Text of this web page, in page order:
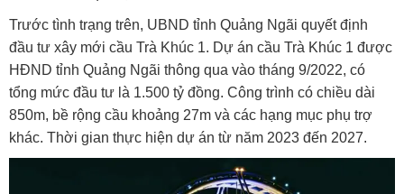
Trước tình trạng trên, UBND tỉnh Quảng Ngãi quyết định
đầu tư xây mới cầu Trà Khúc 1. Dự án cầu Trà Khúc 1 được
HĐND tỉnh Quảng Ngãi thông qua vào tháng 9/2022, có
tổng mức đầu tư là 1.500 tỷ đồng. Công trình có chiều dài
850m, bề rộng cầu khoảng 27m và các hạng mục phụ trợ
khác. Thời gian thực hiện dự án từ năm 2023 đến 2027.